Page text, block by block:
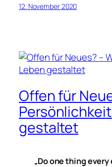
12. November 2020
Offen für
gestaltet
„Do one thing